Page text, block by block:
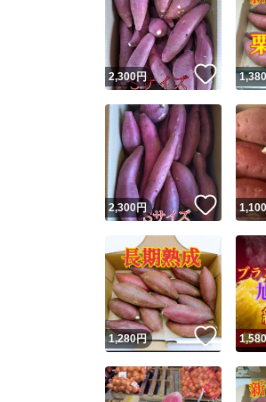
2,300円 いいね
1,380
2,300円 いいね
1,100
1,280円 いいね
1,580